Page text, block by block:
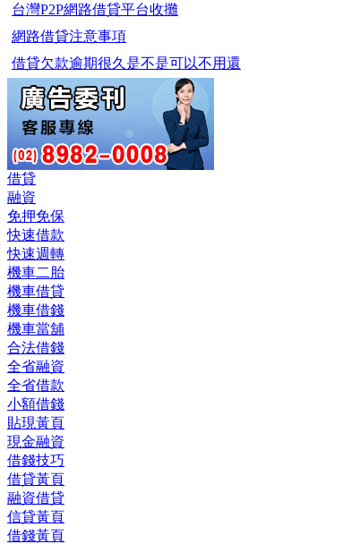
台灣P2P網路借貸平台收攤
網路借貸注意事項
借貸欠款逾期很久是不是可以不用還
借貸
融資
免押免保
快速借款
快速週轉
機車二胎
機車借貸
機車借錢
機車當舖
合法借錢
全省融資
全省借款
小額借錢
貼現黃頁
現金融資
借錢技巧
借貸黃頁
融資借貸
信貸黃頁
借錢黃頁